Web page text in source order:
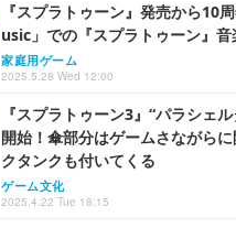
『スプラトゥーン』発売から10
usic」での『スプラトゥーン』
家庭用ゲーム
2025.5.28 Wed 12:00
『スプラトゥーン3』“パラシェ
開始！傘部分はゲームさながら
クタンクも付いてくる
ゲーム文化
2025.4.22 Tue 18:15